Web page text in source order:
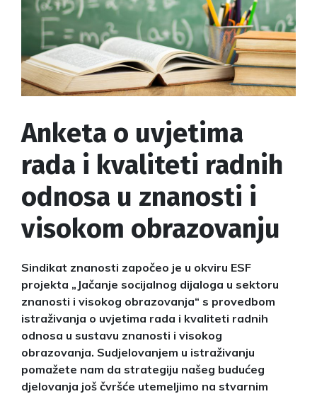
Anketa o uvjetima
rada i kvaliteti radnih
odnosa u znanosti i
visokom obrazovanju
Sindikat znanosti započeo je u okviru ESF
projekta „Jačanje socijalnog dijaloga u sektoru
znanosti i visokog obrazovanja“ s provedbom
istraživanja o uvjetima rada i kvaliteti radnih
odnosa u sustavu znanosti i visokog
obrazovanja. Sudjelovanjem u istraživanju
pomažete nam da strategiju našeg budućeg
djelovanja još čvršće utemeljimo na stvarnim